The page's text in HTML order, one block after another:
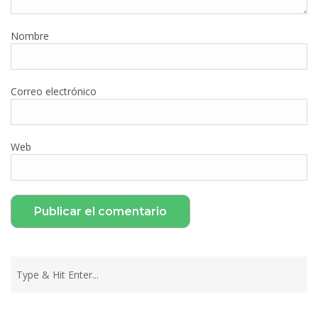
Nombre
Correo electrónico
Web